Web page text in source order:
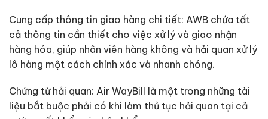
Cung cấp thông tin giao hàng chi tiết: AWB chứa tất
cả thông tin cần thiết cho việc xử lý và giao nhận
hàng hóa, giúp nhân viên hàng không và hải quan xử lý
lô hàng một cách chính xác và nhanh chóng.
Chứng từ hải quan: Air WayBill là một trong những tài
liệu bắt buộc phải có khi làm thủ tục hải quan tại cả